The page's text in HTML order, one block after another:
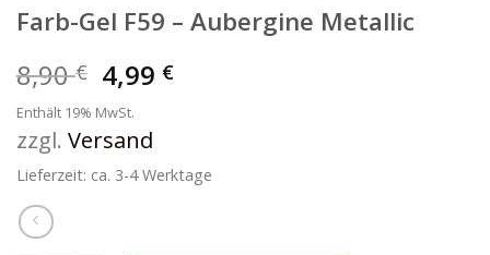
Farb-Gel F59 – Aubergine Metallic
8,90€ 4,99 €
Enthält 19% MwSt.
zzgl. Versand
Lieferzeit: ca. 3-4 Werktage